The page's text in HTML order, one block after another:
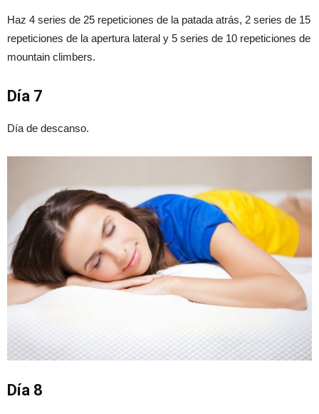
Haz 4 series de 25 repeticiones de la patada atrás, 2 series de 15
repeticiones de la apertura lateral y 5 series de 10 repeticiones de
mountain climbers.
Día 7
Día de descanso.
Día 8